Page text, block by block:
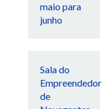
maio para
junho
Sala do
Empreendedor
de